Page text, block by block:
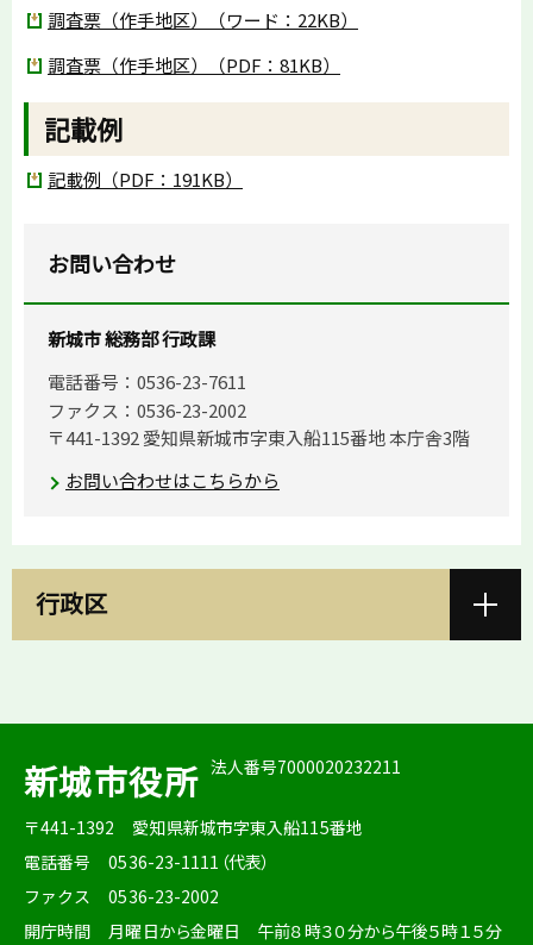
調査票（作手地区）（ワード：22KB）
調査票（作手地区）（PDF：81KB）
記載例
記載例（PDF：191KB）
お問い合わせ
新城市 総務部 行政課
電話番号：0536-23-7611
ファクス：0536-23-2002
〒441-1392 愛知県新城市字東入船115番地 本庁舎3階
お問い合わせはこちらから
行政区
新城市役所 法人番号7000020232211
〒441-1392
愛知県新城市字東入船115番地
電話番号
0536-23-1111（代表）
ファクス
0536-23-2002
開庁時間
月曜日から金曜日 午前８時３０分から午後５時１５分